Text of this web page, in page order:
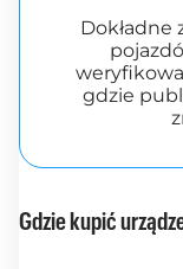
Dokładne
gdzie
Gdzie kupić